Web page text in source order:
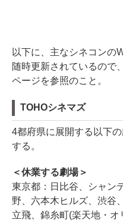
以下に、主なシネコンの
随時更新されているので
ページを参照のこと。
TOHOシネマズ
4都府県に展開する以下
する。
＜休業する劇場＞
東京都：日比谷、シャン
野、六本木ヒルズ、渋谷
立飛、錦糸町(楽天地・オ